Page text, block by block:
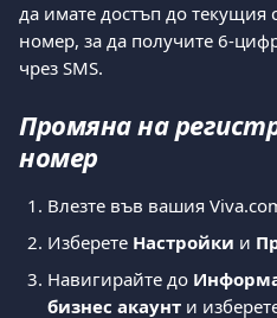
да имате достъп до текущия
номер, за да получите 6-
чрез SMS.
Промяна на
номер
Влезте във вашия
Изберете Настройки и
Навигирайте до
бизнес акаунт и